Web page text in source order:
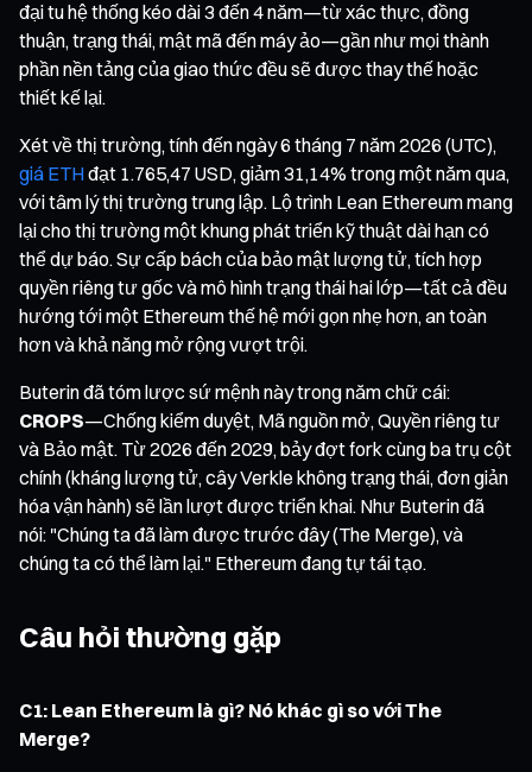
đại tu hệ thống kéo dài 3 đến 4 năm—từ xác thực, đồng
thuận, trạng thái, mật mã đến máy ảo—gần như mọi thành
phần nền tảng của giao thức đều sẽ được thay thế hoặc
thiết kế lại.
Xét về thị trường, tính đến ngày 6 tháng 7 năm 2026 (UTC),
giá ETHđạt 1.765,47 USD, giảm 31,14% trong một năm qua,
với tâm lý thị trường trung lập. Lộ trình Lean Ethereum mang
lại cho thị trường một khung phát triển kỹ thuật dài hạn có
thể dự báo. Sự cấp bách của bảo mật lượng tử, tích hợp
quyền riêng tư gốc và mô hình trạng thái hai lớp—tất cả đều
hướng tới một Ethereum thế hệ mới gọn nhẹ hơn, an toàn
hơn và khả năng mở rộng vượt trội.
Buterin đã tóm lược sứ mệnh này trong năm chữ cái:
CROPS—Chống kiểm duyệt, Mã nguồn mở, Quyền riêng tư
và Bảo mật. Từ 2026 đến 2029, bảy đợt fork cùng ba trụ cột
chính (kháng lượng tử, cây Verkle không trạng thái, đơn giản
hóa vận hành) sẽ lần lượt được triển khai. Như Buterin đã
nói: "Chúng ta đã làm được trước đây (The Merge), và
chúng ta có thể làm lại." Ethereum đang tự tái tạo.
Câu hỏi thường gặp
C1: Lean Ethereum là gì? Nó khác gì so với The
Merge?